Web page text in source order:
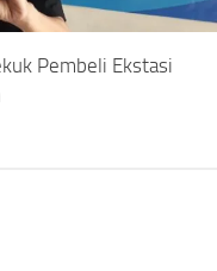
Pembeli Ekstasi